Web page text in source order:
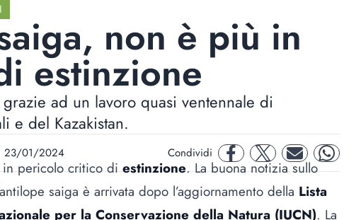
non è più in
estinzione
grazie ad un lavoro quasi ventennale di
e del Kazakistan.
23/01/2024 Condividi facebooktwitter mail whatsapp
pericolo critico diestinzione. La buona notizia sullo
saiga è arrivata dopo l’aggiornamento della Lista
per la Conservazione della Natura (IUCN). La